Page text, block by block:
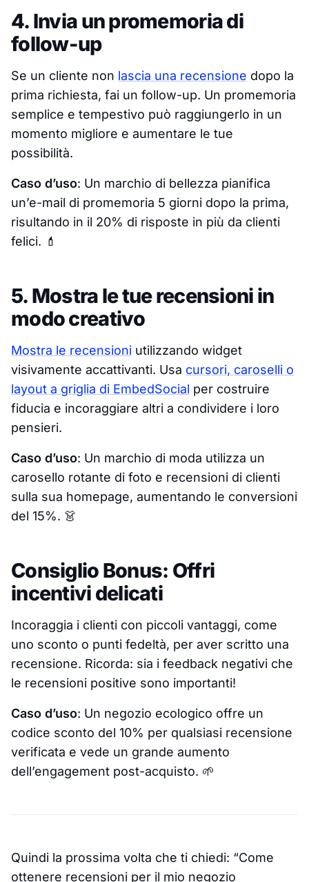
4. Invia un promemoria di
follow-up
Se un cliente non lascia una recensione dopo la
prima richiesta, fai un follow-up. Un promemoria
semplice e tempestivo può raggiungerlo in un
momento migliore e aumentare le tue
possibilità.
Caso d’uso: Un marchio di bellezza pianifica
un’e-mail di promemoria 5 giorni dopo la prima,
risultando in il 20% di risposte in più da clienti
felici. 💄
5. Mostra le tue recensioni in
modo creativo
Mostra le recensioni utilizzando widget
visivamente accattivanti. Usa cursori, caroselli o
layout a griglia di EmbedSocial per costruire
fiducia e incoraggiare altri a condividere i loro
pensieri.
Caso d’uso: Un marchio di moda utilizza un
carosello rotante di foto e recensioni di clienti
sulla sua homepage, aumentando le conversioni
del 15%. 👗
Consiglio Bonus: Offri
incentivi delicati
Incoraggia i clienti con piccoli vantaggi, come
uno sconto o punti fedeltà, per aver scritto una
recensione. Ricorda: sia i feedback negativi che
le recensioni positive sono importanti!
Caso d’uso: Un negozio ecologico offre un
codice sconto del 10% per qualsiasi recensione
verificata e vede un grande aumento
dell’engagement post-acquisto. 🌱
Quindi la prossima volta che ti chiedi: “Come
ottenere recensioni per il mio negozio